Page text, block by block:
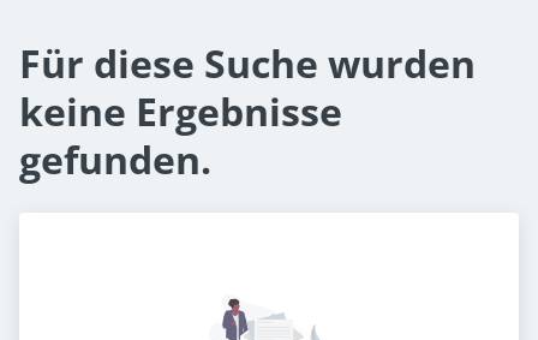
Für diese Suche wurden
keine Ergebnisse
gefunden.